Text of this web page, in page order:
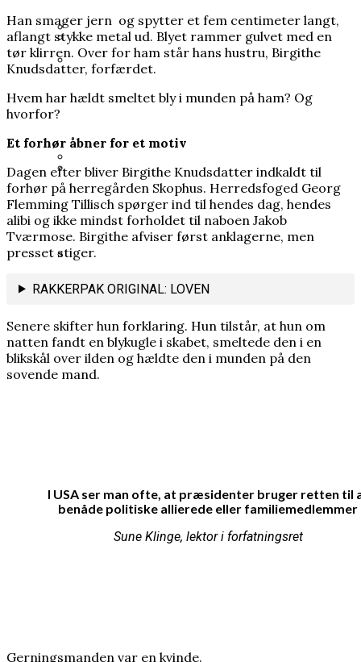
nu er han mere populær end længe
Kronprins Håkon: Kronprinsesse Mette-
Grundloven bliver kaldt et
Færøerne opleves den som en
35 års spørgsmål tvang regeringen til ny
undersøgelse af Scandinavian Star
Heisenberg hævdede, at han bremsede
Hitlers atombombe. Ingen ved, om det
Han brødfødte milliarder, men forlængede
Første Verdenskrig
I sin fritid blev en embedsmand
Han smager jern og spytter et fem centimeter langt,
aflangt stykke metal ud. Blyet rammer gulvet med en
tør klirren. Over for ham står hans hustru, Birgithe
Knudsdatter, forfærdet.
Hvem har hældt smeltet bly i munden på ham? Og
hvorfor?
Et forhør åbner for et motiv
Dagen efter bliver Birgithe Knudsdatter indkaldt til
forhør på herregården Skophus. Herredsfoged Georg
Flemming Tillisch spørger ind til hendes dag, hendes
alibi og ikke mindst forholdet til naboen Jakob
Tværmose. Birgithe afviser først anklagerne, men
presset stiger.
RAKKERPAK ORIGINAL: LOVEN
Senere skifter hun forklaring. Hun tilstår, at hun om
natten fandt en blykugle i skabet, smeltede den i en
blikskål over ilden og hældte den i munden på den
sovende mand.
I USA ser man ofte, at præsidenter bruger retten til
benåde politiske allierede eller familiemedlemmer
Sune Klinge, lektor i forfatningsret
Gerningsmanden var en kvinde.